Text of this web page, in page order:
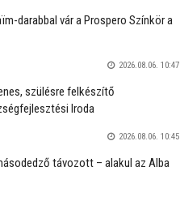
darabbal vár a Prospero Színkör a
2026.08.06. 10:47
szülésre felkészítő
Iroda
2026.08.06. 10:45
távozott – alakul az Alba